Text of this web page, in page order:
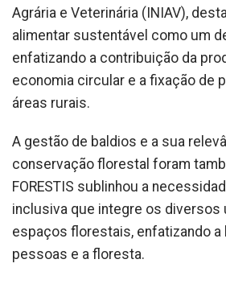
Agrária e Veterinária (INIAV),
alimentar sustentável como um
enfatizando a contribuição da
economia circular e a fixação de
áreas rurais.
A gestão de baldios e a sua
conservação florestal foram
FORESTIS sublinhou a
inclusiva que integre os diversos
espaços florestais, enfatizando a
pessoas e a floresta.